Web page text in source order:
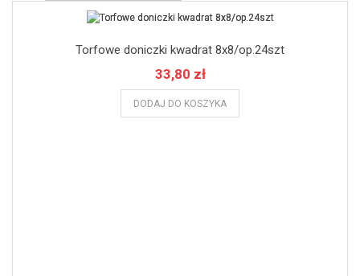
Torfowe doniczki kwadrat 8x8/op.24szt
33,80 zł
DODAJ DO KOSZYKA